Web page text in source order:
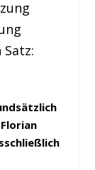
Florian